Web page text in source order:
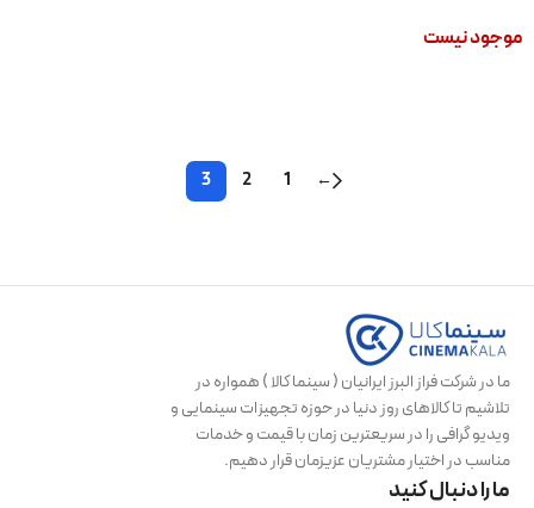
موجود نیست
←
1
2
3
ما در شرکت فراز البرز ایرانیان ( سینما کالا ) همواره در
تلاشیم تا کالاهای روز دنیا در حوزه تجهیزات سینمایی و
ویدیو گرافی را در سریعترین زمان با قیمت و خدمات
مناسب در اختیار مشتریان عزیزمان قرار دهیم.
ما را دنبال کنید